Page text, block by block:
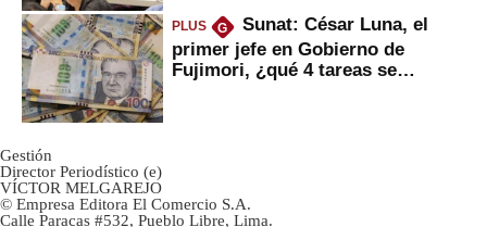
PLUS G
Sunat: César Luna, el
primer jefe en Gobierno de
Fujimori, ¿qué 4 tareas se
Gestión
Director Periodístico (e)
VÍCTOR MELGAREJO
© Empresa Editora El Comercio S.A.
Calle Paracas #532, Pueblo Libre, Lima.